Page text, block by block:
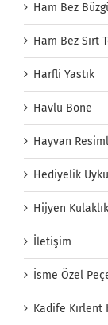
Ham Bez
Ham Bez Sırt
Harfli Yastık
Havlu Bone
Hayvan
Hediyelik
Hijyen Kulaklık
İletişim
İsme Özel
Kadife Kırlent